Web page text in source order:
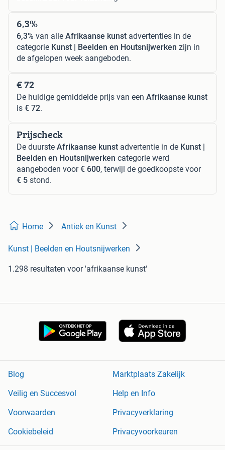
6,3%
6,3% van alle Afrikaanse kunst advertenties in de
categorie Kunst | Beelden en Houtsnijwerken zijn in
de afgelopen week aangeboden.
€ 72
De huidige gemiddelde prijs van een Afrikaanse kunst
is € 72.
Prijscheck
De duurste Afrikaanse kunst advertentie in de Kunst |
Beelden en Houtsnijwerken categorie werd
aangeboden voor€ 600, terwijl de goedkoopste voor
€ 5 stond.
Home Antiek en Kunst
Kunst | Beelden en Houtsnijwerken
1.298 resultaten voor 'afrikaanse kunst'
Blog
Marktplaats Zakelijk
Veilig en Succesvol
Help en Info
Voorwaarden
Privacyverklaring
Cookiebeleid
Privacyvoorkeuren